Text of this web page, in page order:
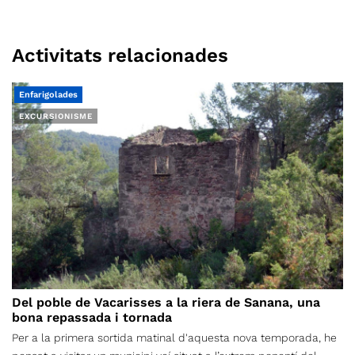
Activitats relacionades
EXCURSIONISME
Enfarigolades
Del poble de Vacarisses a la riera de Sanana, una
bona repassada i tornada
Per a la primera sortida matinal d'aquesta nova temporada, he